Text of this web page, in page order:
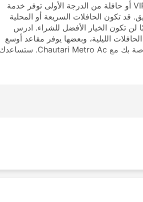
تأكد من اختيار نوع الخدمة التي تناسبك. لرحلة طويلة المدى، ابحث عن حافلة VIP أو حافلة من الدرجة الأولى توفر خدمة
تكون الحافلات السريعة أو المحلية
لن تكون الخيار الأفضل للشراء. ادرس
الليلية، وبعضها يوفر مقاعد أوسع
أو أرصفة للنوم لمثل هذه الرحلات. قم بالحجز عبر الإنترنت لتذكرة الحافلة الخاصة بك مع Chautari Metro Ac. ستساعدك